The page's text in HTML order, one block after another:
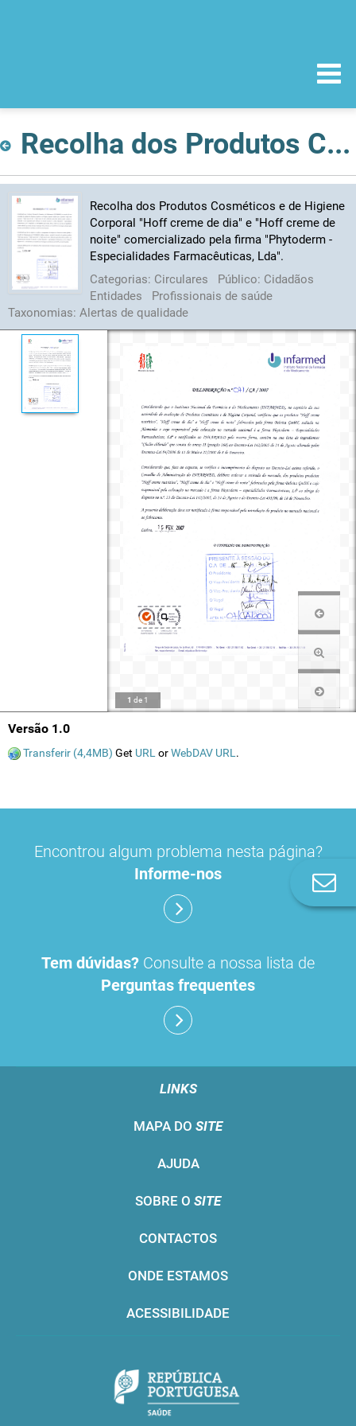
Recolha dos Produtos Cosméticos e de Higiene Corporal "Hoff creme de dia" e "Hoff creme de noite" comercializado pela firma "Phytoderm - Especialidades Farmacêuticas, Lda".
Recolha dos Produtos Cosméticos e de Higiene
Corporal "Hoff creme de dia" e "Hoff creme de
noite" comercializado pela firma "Phytoderm -
Especialidades Farmacêuticas, Lda".
Categorias: Circulares Público: Cidadãos
Entidades
Profissionais de saúde
Taxonomias: Alertas de qualidade
1 de 1
Versão 1.0
Transferir (4,4MB) Get URL orWebDAV URL .
Encontrou algum problema nesta página?
Informe-nos
Tem dúvidas? Consulte a nossa lista de
Perguntas frequentes
LINKS
MAPA DO SITE
AJUDA
SOBRE O SITE
CONTACTOS
ONDE ESTAMOS
ACESSIBILIDADE